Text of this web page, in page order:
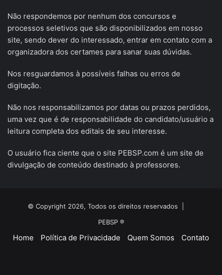
Não respondemos por nenhum dos concursos e
processos seletivos que são disponibilizados em nosso
site, sendo dever do interessado, entrar em contato com a
organizadora dos certames para sanar suas dúvidas.
Nos resguardamos à possíveis falhas ou erros de
digitação.
Não nos responsabilizamos por datas ou prazos perdidos,
uma vez que é de responsabilidade do candidato/usuário a
leitura completa dos editais de seu interesse.
O usuário fica ciente que o site PEBSP.com é um site de
divulgação de conteúdo destinado à professores.
© Copyright 2026, Todos os direitos reservados |
PEBSP ®
Home Política de Privacidade Quem Somos Contato